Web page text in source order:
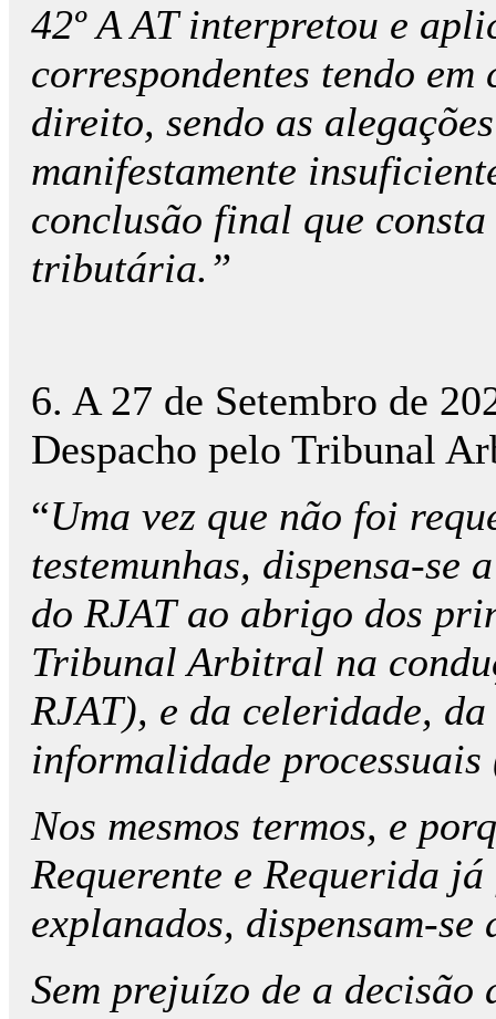
42º A AT interpretou e
correspondentes tendo
direito, sendo as
manifestamente
conclusão final que
tributária.”
6. A 27 de Setembro de
Despacho pelo Tribunal
“Uma vez que não foi
testemunhas, dispensa-se
do RJAT ao abrigo dos
Tribunal Arbitral na
RJAT), e da celeridade,
informalidade
Nos mesmos termos, e
Requerente e Requerida
explanados, dispensam-se
Sem prejuízo de a